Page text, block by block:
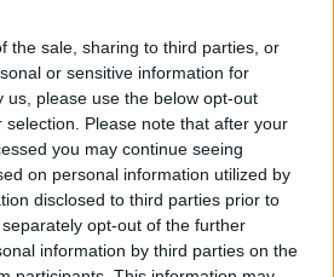
the sale, sharing to third parties, or
or sensitive information for
us, please use the below opt-out
Please note that after your
you may continue seeing
on personal information utilized by
disclosed to third parties prior to
opt-out of the further
information by third parties on the
un accesso semplice e immediato alle
Per i creator — registi, podcaster,
— rappresenta una soluzione pratica
di grandi dimensioni, come video in alta
complessi, senza compromettere la
Per i creatori emergenti di contenuti,
passi nel panorama digitale, un hard
una scelta quasi imprescindibile per